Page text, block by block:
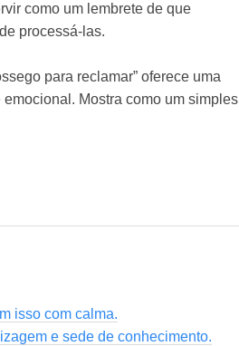
como um lembrete de que
processá-las.
para reclamar” oferece uma
Mostra como um simples
isso com calma.
e sede de conhecimento.